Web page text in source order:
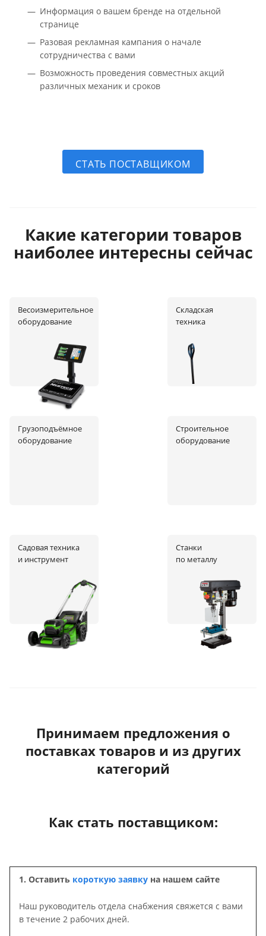
Информация о вашем бренде на отдельной
странице
Разовая рекламная кампания о начале
сотрудничества с вами
Возможность проведения совместных акций
различных механик и сроков
СТАТЬ ПОСТАВЩИКОМ
Какие категории товаров
наиболее интересны сейчас
Весоизмерительное
оборудование
Складская
техника
Грузоподъёмное
оборудование
Строительное
оборудование
Садовая техника
и инструмент
Станки
по металлу
Принимаем предложения о
поставках товаров и из других
категорий
Как стать поставщиком:
1. Оставить короткую заявку на нашем сайте
Наш руководитель отдела снабжения свяжется с вами
в течение 2 рабочих дней.